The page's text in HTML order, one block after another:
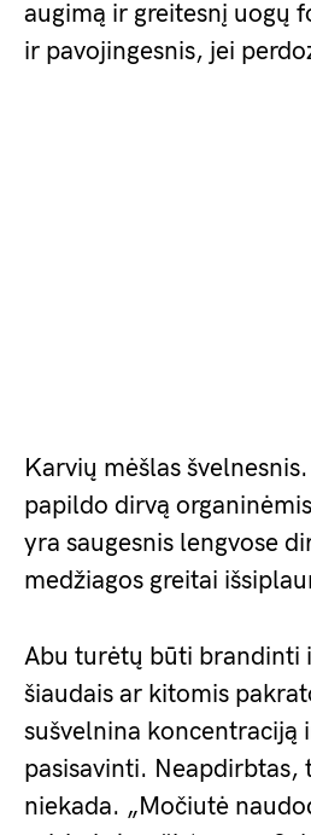
augimą ir greitesnį uogų
ir pavojingesnis, jei
Karvių mėšlas
papildo dirvą
yra saugesnis lengvose
medžiagos greitai
Abu turėtų būti brandinti
šiaudais ar kitomis
sušvelnina koncentraciją
pasisavinti.
niekada. „Močiutė